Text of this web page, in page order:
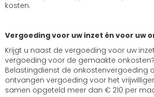
kosten.
Vergoeding voor uw inzet én voor uw
Krijgt u naast de vergoeding voor uw
vergoeding voor de gemaakte
Belastingdienst de onkostenvergoeding
ontvangen vergoeding voor het
samen opgeteld meer dan € 210 per